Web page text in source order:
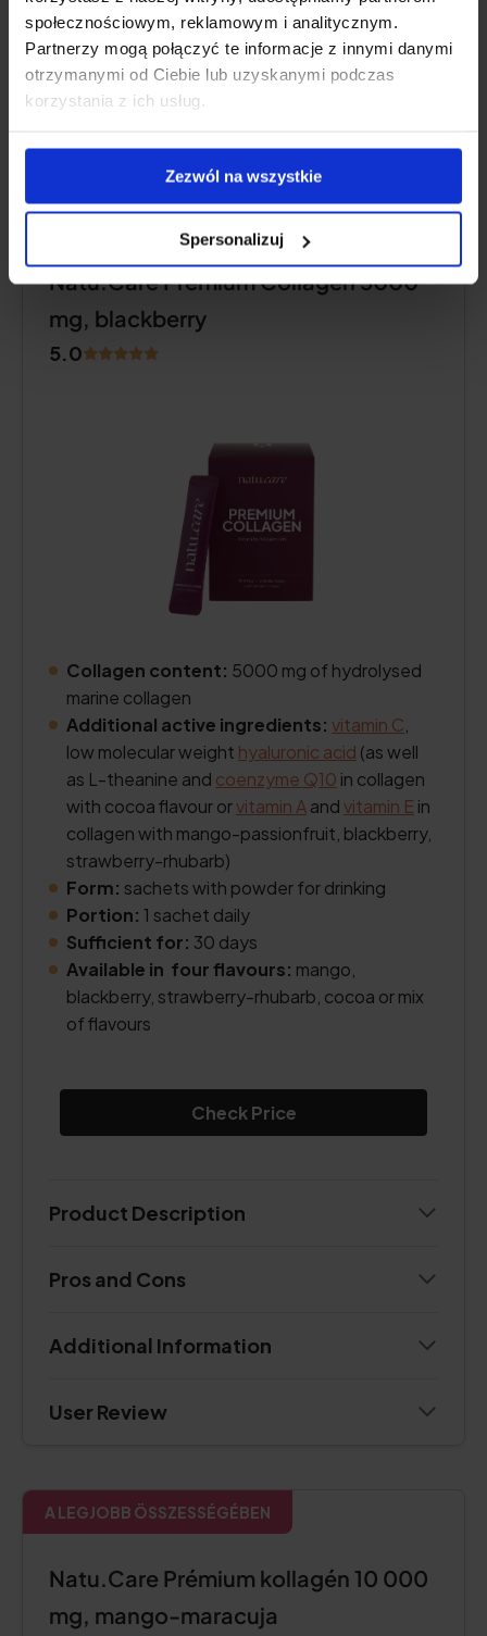
społecznościowym, reklamowym i analitycznym.
Partnerzy mogą połączyć te informacje z innymi danymi
otrzymanymi od Ciebie lub uzyskanymi podczas
korzystania z ich usług.
Zezwól na wszystkie
Spersonalizuj
Product Description
Pros and Cons
REFRESHING TASTE
Natu.Care Premium Collagen 5000
mg, blackberry
5.0
Collagen content: 5000 mg of hydrolysed
marine collagen
Additional active ingredients: vitamin C
low molecular weight hyaluronic acid (as well
as L-theanine and coenzyme Q10 in collagen
with cocoa flavour orvitamin Aandvitamin E in
collagen with mango-passionfruit, blackberry,
strawberry-rhubarb)
Form: sachets with powder for drinking
Portion: 1 sachet daily
Sufficient for: 30 days
Available in four flavours: mango,
blackberry, strawberry-rhubarb, cocoa or mix
of flavours
Check Price
Product Description
Pros and Cons
Additional Information
User Review
A LEGJOBB ÖSSZESSÉGÉBEN
Natu.Care Prémium kollagén 10 000
mg, mango-maracuja